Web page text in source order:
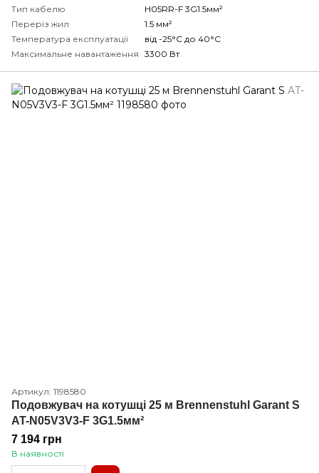
Тип кабелю
H05RR-F 3G1.5мм²
Переріз жил
1.5 мм²
Температура експлуатації
від -25°С до 40°С
Максимальне навантаження 3300 Вт
Артикул: 1198580
Подовжувач на котушці 25 м Brennenstuhl Garant S
AT-N05V3V3-F 3G1.5мм²
7 194 грн
В наявності